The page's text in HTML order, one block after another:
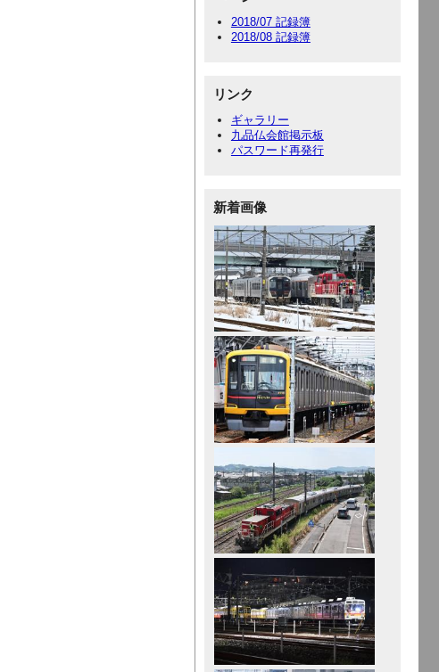
2018/07 記録簿
2018/08 記録簿
リンク
ギャラリー
九品仏会館掲示板
パスワード再発行
新着画像